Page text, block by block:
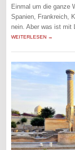
Einmal um die ganze
Spanien, Frankreich,
nein. Aber was ist
WEITERLESEN →